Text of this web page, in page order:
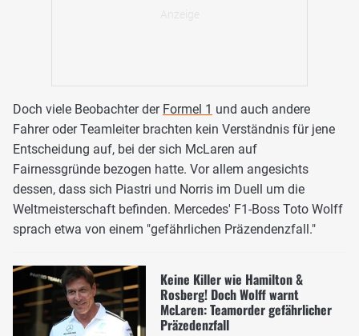
Doch viele Beobachter der Formel 1 und auch andere
Fahrer oder Teamleiter brachten kein Verständnis für jene
Entscheidung auf, bei der sich McLaren auf
Fairnessgründe bezogen hatte. Vor allem angesichts
dessen, dass sich Piastri und Norris im Duell um die
Weltmeisterschaft befinden. Mercedes' F1-Boss Toto Wolff
sprach etwa von einem "gefährlichen Präzendenzfall."
Keine Killer wie Hamilton &
Rosberg! Doch Wolff warnt
McLaren: Teamorder gefährlicher
Präzedenzfall